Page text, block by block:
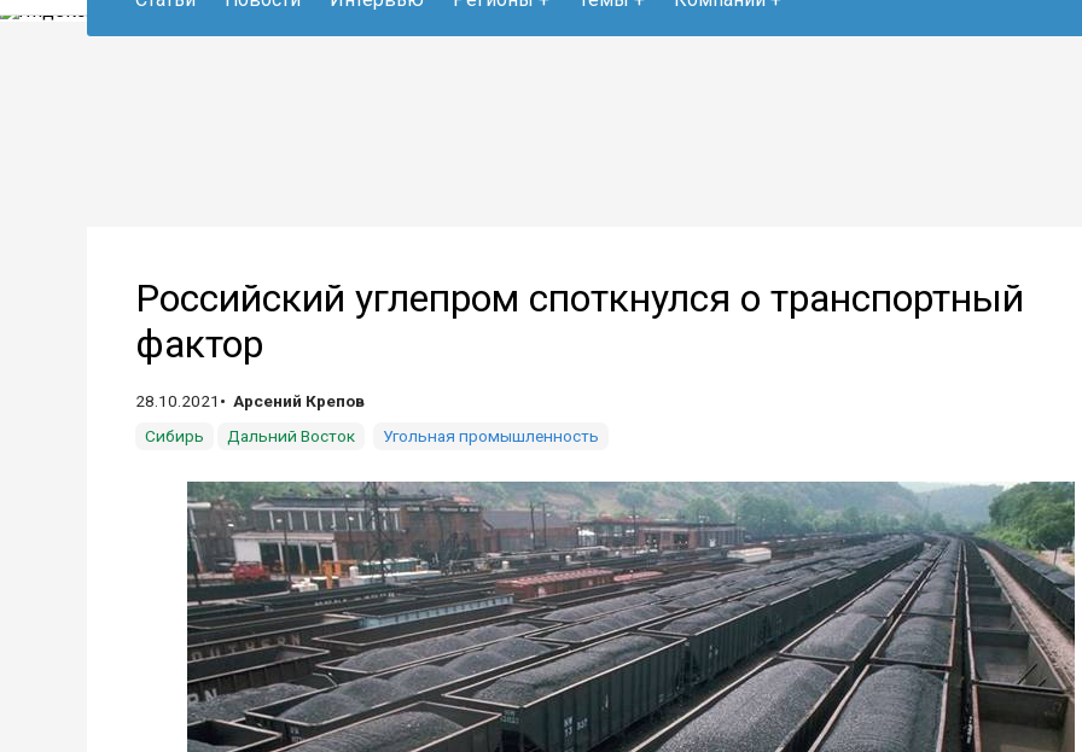
Российский углепром споткнулся о транспортный
фактор
28.10.2021
Арсений Крепов
Сибирь
Дальний Восток Угольная промышленность